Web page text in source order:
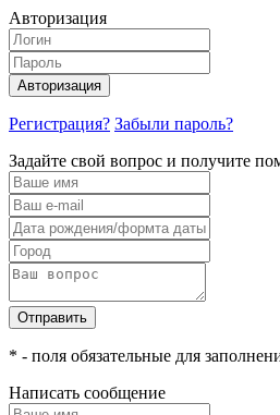
Авторизация
Авторизация
Регистрация? Забыли пароль?
Задайте свой вопрос и получите
Отправить
* - поля обязательные для
Написать сообщение